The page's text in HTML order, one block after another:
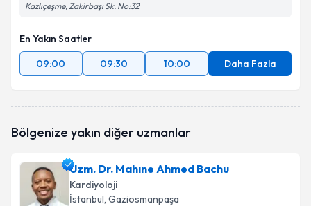
Kazlıçeşme, Zakirbaşı Sk. No:32
En Yakın Saatler
09:00
09:30 10:00 Daha Fazla
Bölgenize yakın diğer uzmanlar
Uzm. Dr. Mahıne Ahmed Bachu
Kardiyoloji
İstanbul, Gaziosmanpaşa